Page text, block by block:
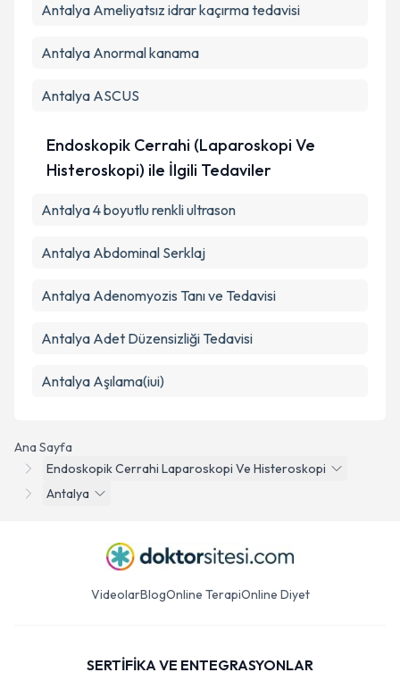
Ana Sayfa
Endoskopik Cerrahi Laparoskopi Ve Histeroskopi
Antalya
Antalya Ameliyatsız idrar kaçırma tedavisi
Antalya Anormal kanama
Antalya ASCUS
Endoskopik Cerrahi (Laparoskopi Ve
Histeroskopi) ile İlgili Tedaviler
Antalya 4 boyutlu renkli ultrason
Antalya Abdominal Serklaj
Antalya Adenomyozis Tanı ve Tedavisi
Antalya Adet Düzensizliği Tedavisi
Antalya Aşılama(iui)
VideolarBlogOnline TerapiOnline Diyet
SERTİFİKA VE ENTEGRASYONLAR